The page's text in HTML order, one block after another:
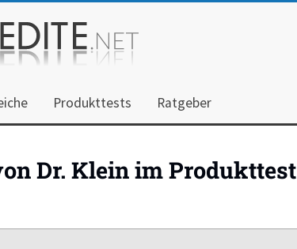
Produkttests Ratgeber
Dr. Klein im Produkttest